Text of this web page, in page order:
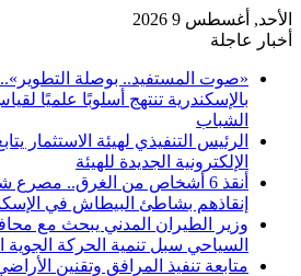
الأحد, أغسطس 9 2026
أخبار عاجلة
«صوت المستفيد.. بوصلة
بالإسكندرية تنتهج أسلوبًا علميًا
الشباب
الرئيس التنفيذي لهيئة الاستثمار
الإلكترونية الجديدة للهيئة
أنقذ 6 أشخاص من الغرق.. مصرع
إنقاذهم بشاطئ البيطاش في
وزير الطيران المدني يبحث مع
السياحي سبل تنمية الحركة الجوية
متابعة تنفيذ المرافق وتقنين